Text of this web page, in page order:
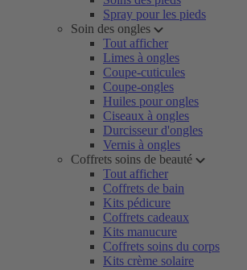
Spray pour les pieds
Soin des ongles
Tout afficher
Limes à ongles
Coupe-cuticules
Coupe-ongles
Huiles pour ongles
Ciseaux à ongles
Durcisseur d'ongles
Vernis à ongles
Coffrets soins de beauté
Tout afficher
Coffrets de bain
Kits pédicure
Coffrets cadeaux
Kits manucure
Coffrets soins du corps
Kits crème solaire